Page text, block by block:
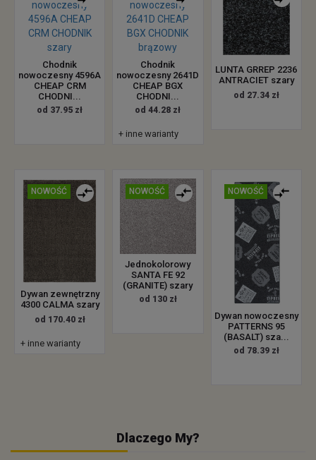
Chodnik
nowoczesny 4596A
CHEAP CRM
CHODNI...
od 37.95 zł
Chodnik
nowoczesny 2641D
CHEAP BGX
CHODNI...
od 44.28 zł
+ inne warianty
LUNTA GRREP 2236
ANTRACIET szary
od 27.34 zł
NOWOŚĆ
Dywan zewnętrzny
4300 CALMA szary
od 170.40 zł
+ inne warianty
NOWOŚĆ
Jednokolorowy
SANTA FE 92
(GRANITE) szary
od 130 zł
NOWOŚĆ
Dywan nowoczesny
PATTERNS 95
(BASALT) sza...
od 78.39 zł
Dlaczego My?